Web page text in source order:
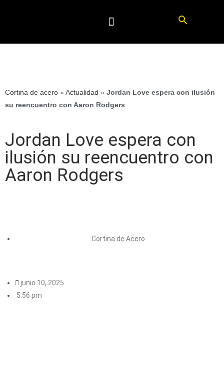
Cortina de acero » Actualidad » Jordan Love espera con ilusión
su reencuentro con Aaron Rodgers
Jordan Love espera con
ilusión su reencuentro con
Aaron Rodgers
Cortina de Acero
junio 10, 2025
5:56 pm